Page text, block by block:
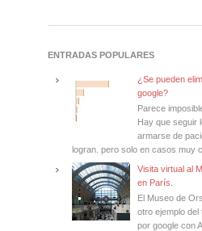
ENTRADAS POPULARES
¿Se pueden
google?
Parece
Hay que seguir
armarse de
logran. pero solo en casos muy
Visita virtual al
en París.
El Museo de
otro ejemplo
por google con